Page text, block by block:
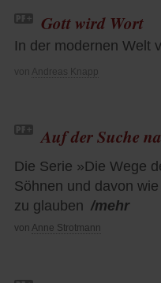
Gott wird Wort
In der modernen Welt
von Andreas Knapp
Auf der Suche
Die Serie »Die Wege
Söhnen und davon
zu glauben /mehr
von Anne Strotmann